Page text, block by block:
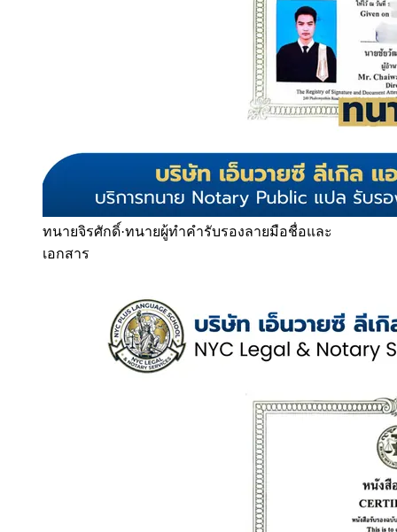
ทนายจิรศักดิ์·ทนายผู้ทำคำรับรองลายมือชื่อและ
เอกสาร